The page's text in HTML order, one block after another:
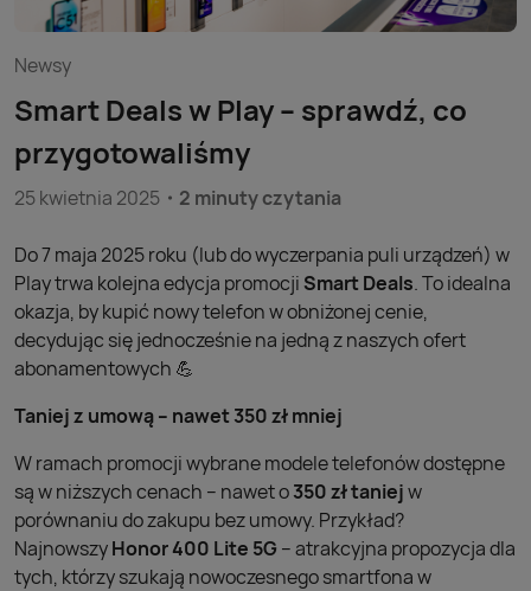
Newsy
Smart Deals w Play – sprawdź, co
przygotowaliśmy
25 kwietnia 2025 2 minuty czytania
Do 7 maja 2025 roku (lub do wyczerpania puli urządzeń) w
Play trwa kolejna edycja promocji Smart Deals. To idealna
okazja, by kupić nowy telefon w obniżonej cenie,
decydując się jednocześnie na jedną z naszych ofert
abonamentowych 💪
Taniej z umową – nawet 350 zł mniej
W ramach promocji wybrane modele telefonów dostępne
są w niższych cenach – nawet o350 zł taniejw
porównaniu do zakupu bez umowy. Przykład?
NajnowszyHonor 400 Lite 5G – atrakcyjna propozycja dla
tych, którzy szukają nowoczesnego smartfona w